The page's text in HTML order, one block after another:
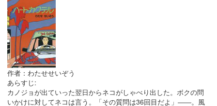
作者：わたせせいぞう
あらすじ:
カノジョが出ていった翌日からネコがしゃべり出した。ボクの問
いかけに対してネコは言う。「その質問は36回目だよ」――。風